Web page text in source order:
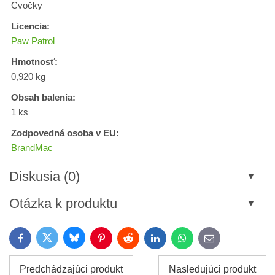
Cvočky
Licencia:
Paw Patrol
Hmotnosť:
0,920 kg
Obsah balenia:
1 ks
Zodpovedná osoba v EU:
BrandMac
Diskusia (0)
Nový komentár
Názov:
Otázka k produktu
*
FacebookTwitter BlueskyPinterestReddit LinkedInWhatsApp
E-
mail
Predchádzajúci produkt Nasledujúci produkt